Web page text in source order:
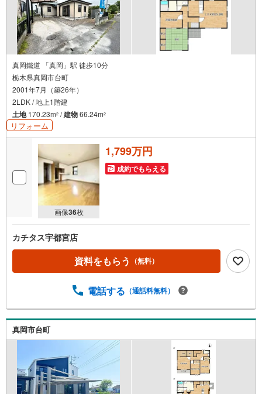
真岡鐵道 「真岡」駅 徒歩10分
栃木県真岡市台町
2001年7月（築26年）
2LDK / 地上1階建
土地170.23m2 /建物66.24m2
リフォーム
画像36枚
1,799万円
成約でもらえる
カチタス宇都宮店
資料をもらう （無料）
電話する （通話料無料）
真岡市台町